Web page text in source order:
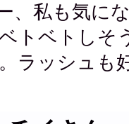
、私も気に
トベトしそ
ラッシュも